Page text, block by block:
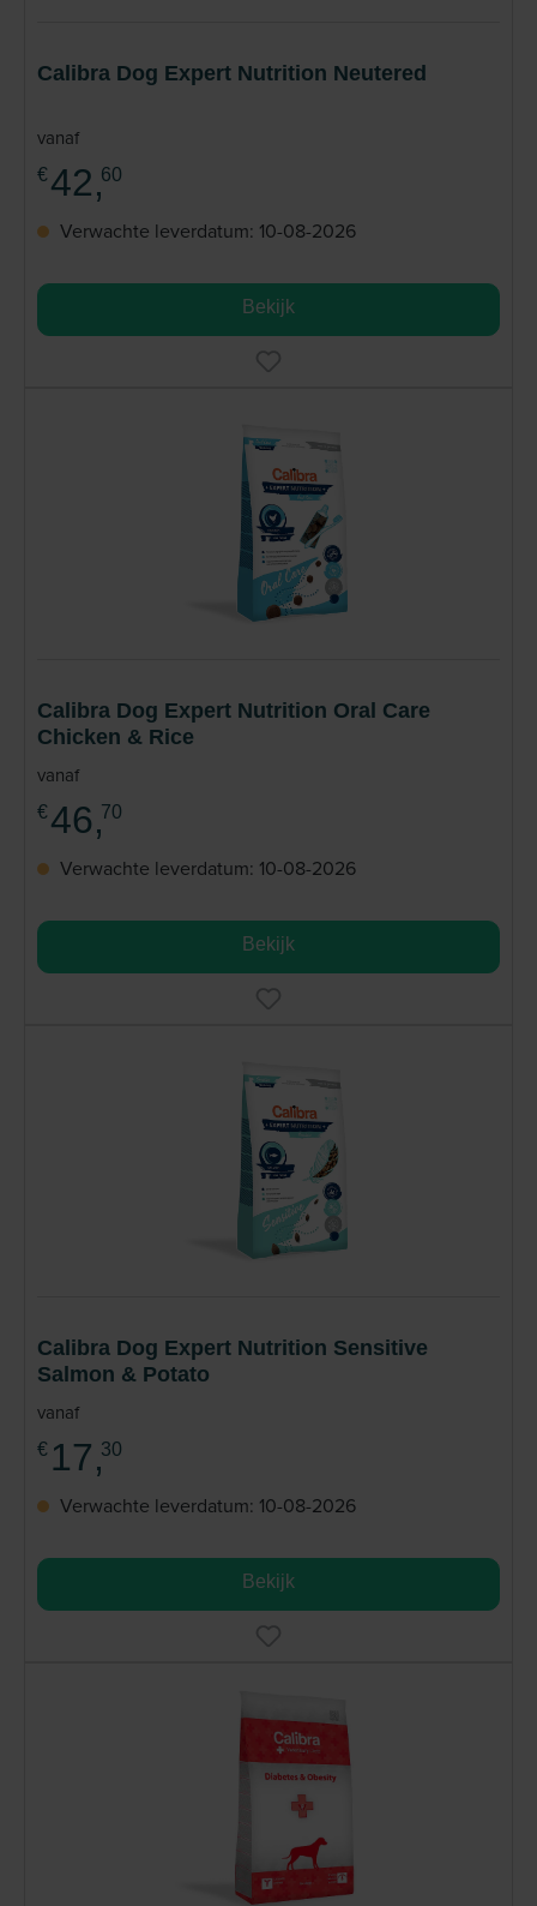
Calibra Dog Expert Nutrition Neutered
vanaf
€ 42,60
Verwachte leverdatum: 10-08-2026
Bekijk
Calibra Dog Expert Nutrition Oral Care
Chicken & Rice
vanaf
€ 46,70
Verwachte leverdatum: 10-08-2026
Bekijk
Calibra Dog Expert Nutrition Sensitive
Salmon & Potato
vanaf
€ 17,30
Verwachte leverdatum: 10-08-2026
Bekijk